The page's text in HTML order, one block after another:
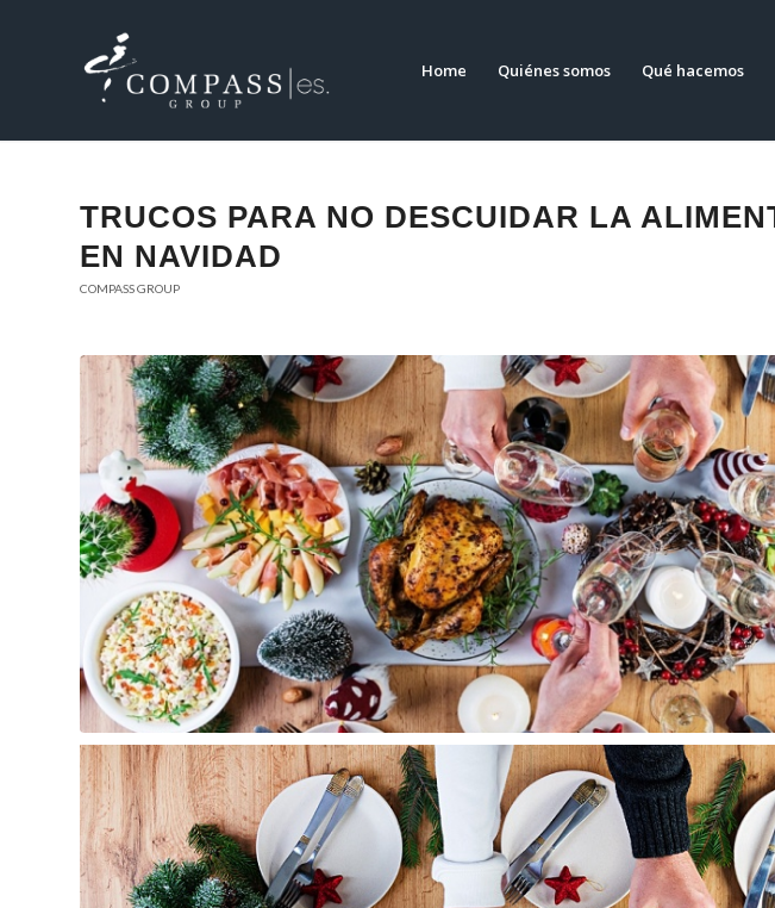
Home Quiénes somos Qué hacemos
TRUCOS PARA NO DESCUIDAR LA
EN NAVIDAD
COMPASS GROUP